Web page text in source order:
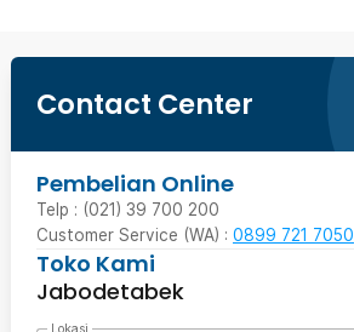
Contact Center
Pembelian Online
Telp : (021) 39 700 200
Customer Service (WA) : 0899 721 7050
Toko Kami
Jabodetabek